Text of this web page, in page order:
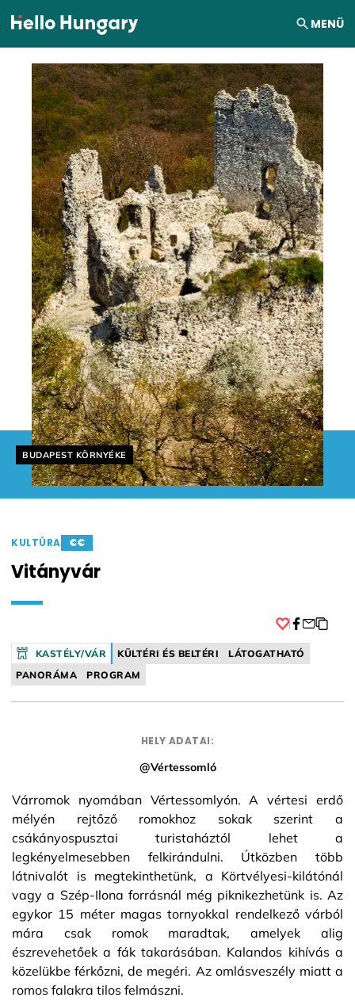
Ugrás a tartalomhoz MENÜ
Helyszín címkék:
BUDAPEST KÖRNYÉKE
KULTÚRA €€
Vitányvár
KASTÉLY/VÁR KÜLTÉRI ÉS BELTÉRI
LÁTOGATHATÓ
PANORÁMA
PROGRAM
HELY ADATAI:
@Vértessomló
Várromok nyomában Vértessomlyón. A vértesi erdő
mélyén rejtőző romokhoz sokak szerint a
csákányospusztai turistaháztól lehet a
legkényelmesebben felkirándulni. Útközben több
látnivalót is megtekinthetünk, a Körtvélyesi-kilátónál
vagy a Szép-Ilona forrásnál még piknikezhetünk is. Az
egykor 15 méter magas tornyokkal rendelkező várból
mára csak romok maradtak, amelyek alig
észrevehetőek a fák takarásában. Kalandos kihívás a
közelükbe férkőzni, de megéri. Az omlásveszély miatt a
romos falakra tilos felmászni.